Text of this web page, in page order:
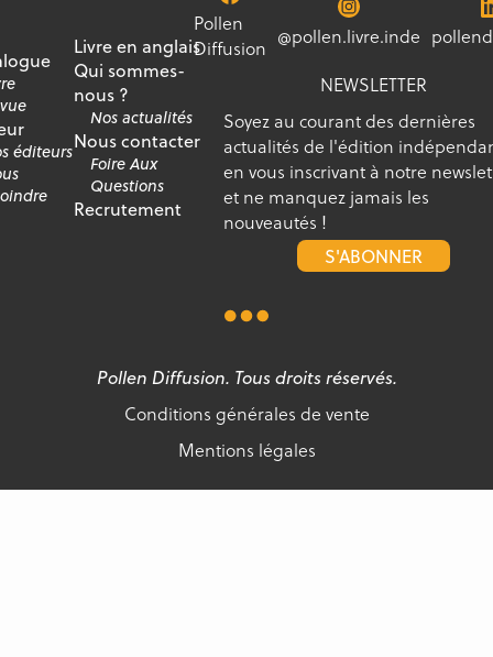
éditeurs
Livre en anglais
Qui sommes-
nous ?
Nos actualités
Nous contacter
Foire Aux
Questions
Recrutement
Pollen
Diffusion @pollen.livre.inde
NEWSLETTER
Soyez au courant des dernières
actualités de l'édition
en vous inscrivant à notre
et ne manquez jamais les
nouveautés !
S'ABONNER
Pollen Diffusion. Tous droits réservés.
Conditions générales de vente
Mentions légales